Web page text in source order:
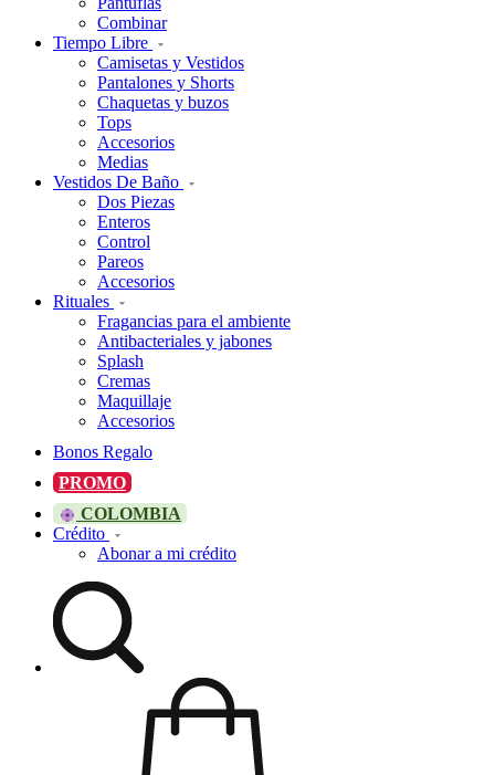
Combinar
Tiempo Libre
Camisetas y Vestidos
Pantalones y Shorts
Chaquetas y buzos
Tops
Accesorios
Medias
Vestidos De Baño
Dos Piezas
Enteros
Control
Pareos
Accesorios
Rituales
Fragancias para el ambiente
Antibacteriales y jabones
Splash
Cremas
Maquillaje
Accesorios
Bonos Regalo
PROMO
COLOMBIA
Crédito
Abonar a mi crédito